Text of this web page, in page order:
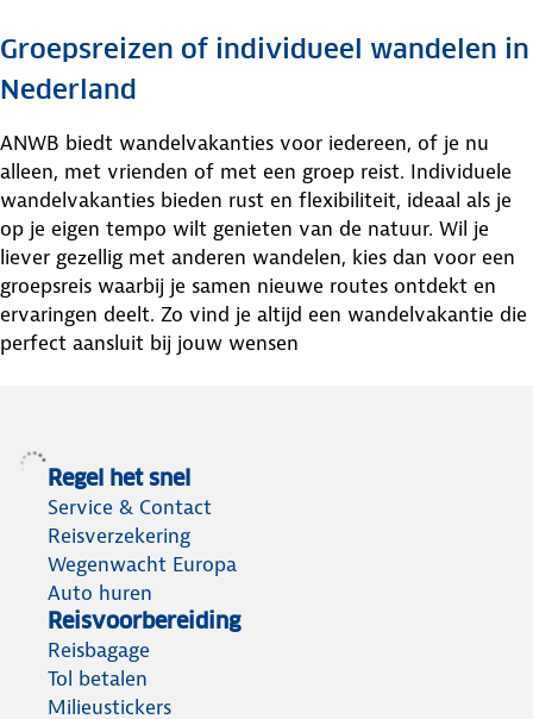
Groepsreizen of individueel wandelen in
Nederland
ANWB biedt wandelvakanties voor iedereen, of je nu
alleen, met vrienden of met een groep reist. Individuele
wandelvakanties bieden rust en flexibiliteit, ideaal als je
op je eigen tempo wilt genieten van de natuur. Wil je
liever gezellig met anderen wandelen, kies dan voor een
groepsreis waarbij je samen nieuwe routes ontdekt en
ervaringen deelt. Zo vind je altijd een wandelvakantie die
perfect aansluit bij jouw wensen
Regel het snel
Service & Contact
Reisverzekering
Wegenwacht Europa
Auto huren
Reisvoorbereiding
Reisbagage
Tol betalen
Milieustickers